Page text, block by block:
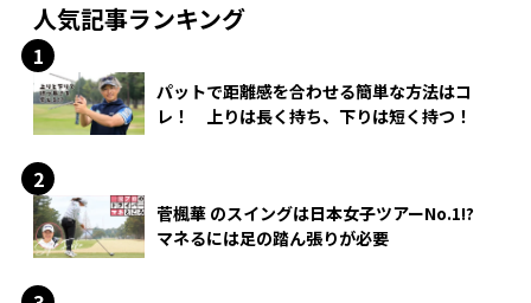
人気記事ランキング
パットで距離感を合わせる簡単な方法はコ
レ！ 上りは長く持ち、下りは短く持つ！
菅楓華 のスイングは日本女子ツアーNo.1!?
マネるには足の踏ん張りが必要